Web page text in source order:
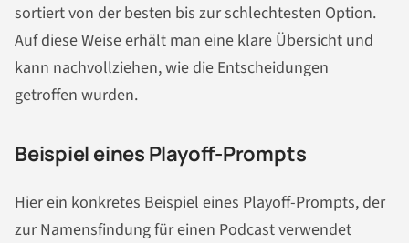
sortiert von der besten bis zur schlechtesten Option.
Auf diese Weise erhält man eine klare Übersicht und
kann nachvollziehen, wie die Entscheidungen
getroffen wurden.
Beispiel eines Playoff-Prompts
Hier ein konkretes Beispiel eines Playoff-Prompts, der
zur Namensfindung für einen Podcast verwendet